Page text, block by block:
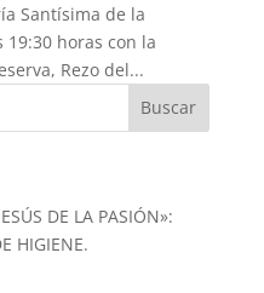
Santísima de la
horas con la
Rezo del...
DE LA PASIÓN»:
HIGIENE.